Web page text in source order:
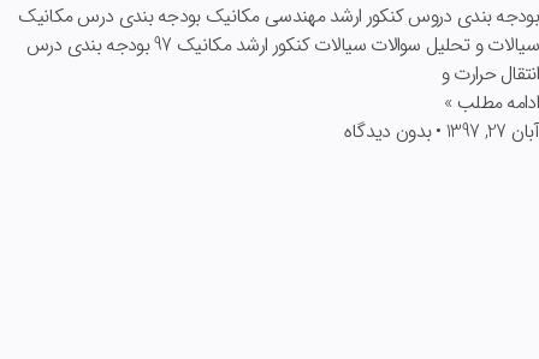
بودجه بندی دروس کنکور ارشد مهندسی مکانیک بودجه بندی درس مکانیک
سیالات و تحلیل سوالات سیالات کنکور ارشد مکانیک 97 بودجه بندی درس
انتقال حرارت و
ادامه مطلب »
آبان 27, 1397
بدون دیدگاه